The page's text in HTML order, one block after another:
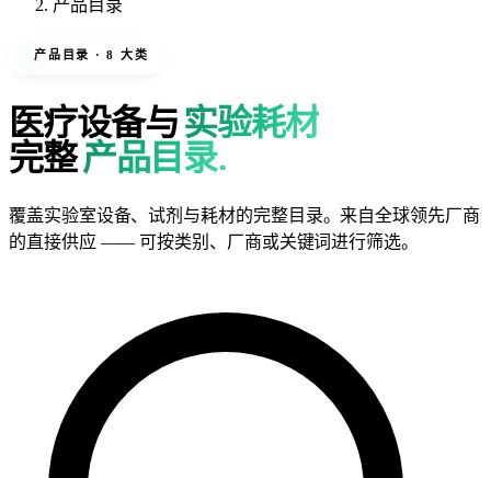
产品目录
产品目录 · 8 大类
医疗设备与实验耗材
完整产品目录.
覆盖实验室设备、试剂与耗材的完整目录。来自全球领先厂商
的直接供应 —— 可按类别、厂商或关键词进行筛选。